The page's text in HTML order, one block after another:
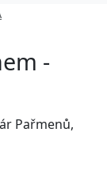
-
Pařmenů,